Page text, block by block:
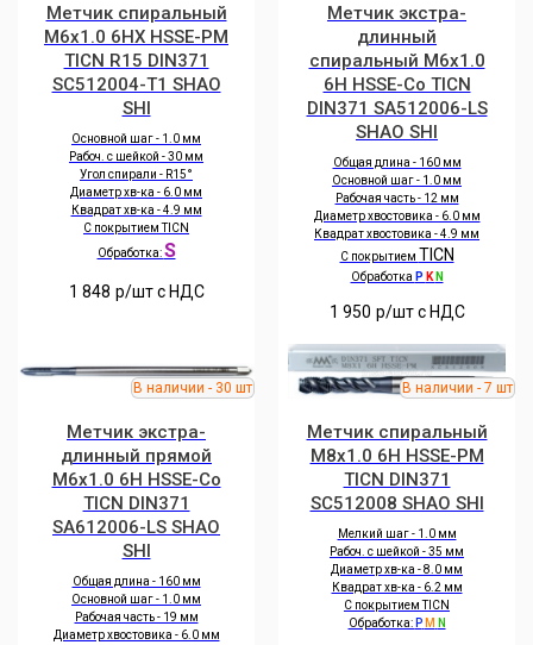
Метчик спиральный
M6x1.0 6HX HSSE-PM
TICN R15 DIN371
SC512004-T1 SHAO
SHI
Основной шаг - 1.0 мм
Рабоч. с шейкой - 30 мм
Угол спирали - R15°
Диаметр хв-ка - 6.0 мм
Квадрат хв-ка - 4.9 мм
С покрытием TICN
Обработка:S
1 848 р/шт c НДС
Метчик экстра-
длинный
спиральный M6x1.0
6H HSSE-Co TICN
DIN371 SA512006-LS
SHAO SHI
Общая длина - 160 мм
Основной шаг - 1.0 мм
Рабочая часть - 12 мм
Диаметр хвостовика - 6.0 мм
Квадрат хвостовика - 4.9 мм
С покрытием TICN
Обработка P K N
1 950 р/шт c НДС
Метчик экстра-
длинный прямой
M6x1.0 6H HSSE-Co
TICN DIN371
SA612006-LS SHAO
SHI
Общая длина - 160 мм
Основной шаг - 1.0 мм
Рабочая часть - 19 мм
Диаметр хвостовика - 6.0 мм
Метчик спиральный
M8x1.0 6H HSSE-PM
TICN DIN371
SC512008 SHAO SHI
Мелкий шаг - 1.0 мм
Рабоч. с шейкой - 35 мм
Диаметр хв-ка - 8.0 мм
Квадрат хв-ка - 6.2 мм
С покрытием TICN
Обработка: P M N